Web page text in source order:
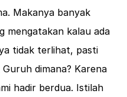
Makanya banyak
mengatakan kalau ada
tidak terlihat, pasti
dimana? Karena
hadir berdua. Istilah